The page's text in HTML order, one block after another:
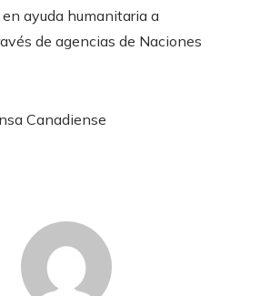
ayuda humanitaria a
de agencias de Naciones
Canadiense